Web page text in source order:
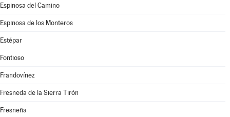
Espinosa del Camino
Espinosa de los Monteros
Estépar
Fontioso
Frandovínez
Fresneda de la Sierra Tirón
Fresneña